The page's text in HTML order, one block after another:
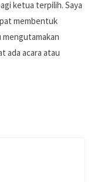
ketua terpilih. Saya
membentuk
mengutamakan
ada acara atau